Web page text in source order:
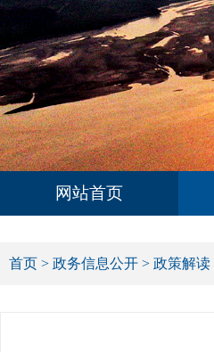
网站首页
首页 > 政务信息公开 > 政策解读